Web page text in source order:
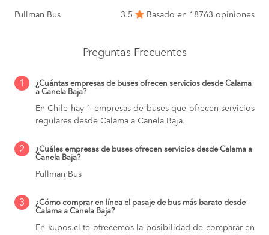
Pullman Bus 3.5 Basado en 18763 opiniones
Preguntas Frecuentes
1
¿Cuántas empresas de buses ofrecen servicios desde Calama
a Canela Baja?
En Chile hay 1 empresas de buses que ofrecen servicios
regulares desde Calama a Canela Baja.
2
¿Cuáles empresas de buses ofrecen servicios desde Calama a
Canela Baja?
Pullman Bus
3
¿Cómo comprar en línea el pasaje de bus más barato desde
Calama a Canela Baja?
En kupos.cl te ofrecemos la posibilidad de comparar en